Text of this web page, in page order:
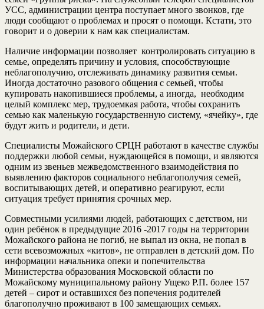
УСС, администрации центра поступает много звонков, где
люди сообщают о проблемах и просят о помощи. Кстати, это
говорит и о доверии к нам как специалистам.
Наличие информации позволяет контролировать ситуацию в
семье, определять причину и условия, способствующие
неблагополучию, отслеживать динамику развития семьи.
Иногда достаточно разового общения с семьей, чтобы
купировать накопившиеся проблемы, а иногда, необходим
целый комплекс мер, трудоемкая работа, чтобы сохранить
семью как маленькую государственную систему, «ячейку», где
будут жить и родители, и дети.
Специалисты Можайского СРЦН работают в качестве службы
поддержки любой семьи, нуждающейся в помощи, и являются
одним из звеньев межведомственного взаимодействия по
выявлению факторов социального неблагополучия семей,
воспитывающих детей, и оперативно реагируют, если
ситуация требует принятия срочных мер.
Совместными усилиями людей, работающих с детством, ни
один ребёнок в предыдущие 2016 -2017 годы на территории
Можайского района не погиб, не выпал из окна, не попал в
сети всевозможных «китов», не отправлен в детский дом. По
информации начальника опеки и попечительства
Министерства образования Московской области по
Можайскому муниципальному району Ущеко Р.П. более 157
детей – сирот и оставшихся без попечения родителей
благополучно проживают в 100 замещающих семьях.